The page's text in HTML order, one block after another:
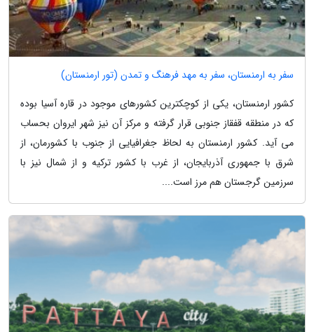
سفر به ارمنستان، سفر به مهد فرهنگ و تمدن (تور ارمنستان)
کشور ارمنستان، یکی از کوچکترین کشورهای موجود در قاره آسیا بوده
که در منطقه قفقاز جنوبی قرار گرفته و مرکز آن نیز شهر ایروان بحساب
می آید. کشور ارمنستان به لحاظ جغرافیایی از جنوب با کشورمان، از
شرق با جمهوری آذربایجان، از غرب با کشور ترکیه و از شمال نیز با
سرزمین گرجستان هم مرز است....